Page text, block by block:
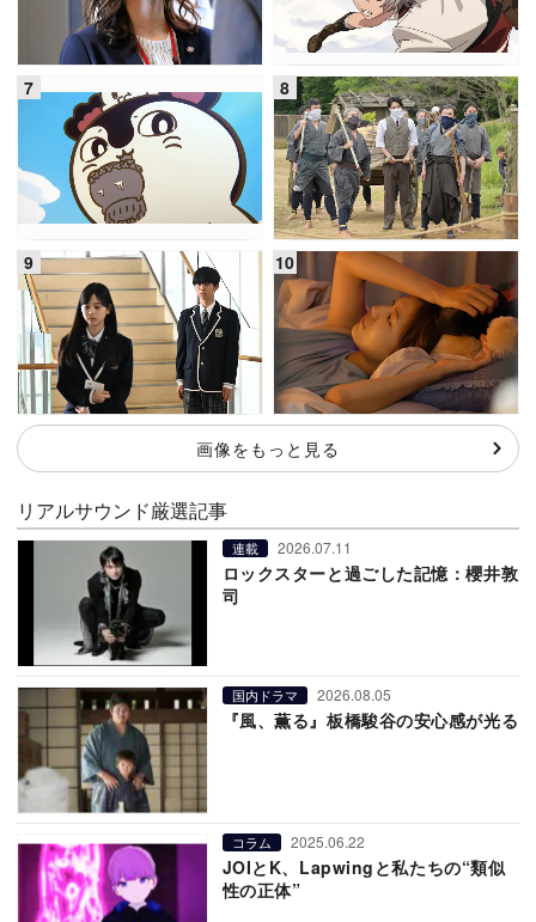
画像をもっと見る
リアルサウンド厳選記事
連載 2026.07.11
ロックスターと過ごした記憶：櫻井敦
司
国内ドラマ 2026.08.05
『風、薫る』板橋駿谷の安心感が光る
コラム 2025.06.22
JOIとK、Lapwingと私たちの“類似
性の正体”